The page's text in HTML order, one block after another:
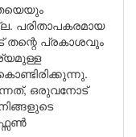
പരിതാപകരമായ
പ്രകാശവും
ഒരുവനോട്